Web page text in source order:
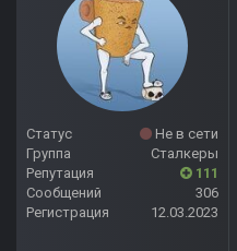
Статус
Не в сети
Группа
Сталкеры
Репутация
111
Сообщений
306
Регистрация
12.03.2023